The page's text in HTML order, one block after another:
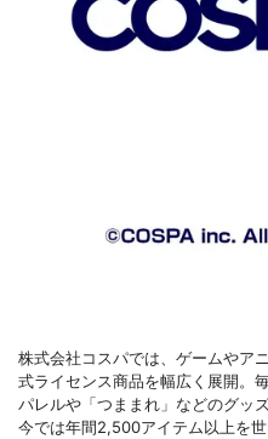
株式会社コスパでは、ゲームやア
式ライセンス商品を幅広く展開。
パレルや「つままれ」などのグッ
今では年間2,500アイテム以上を世